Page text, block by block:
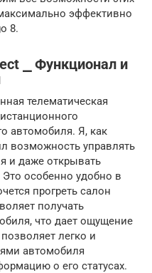
эффективно
8.
⎯ Функционал и
телематическая
автомобиля. Я, как
возможность управлять
и даже открывать
особенно удобно в
прогреть салон
получать
что дает ощущение
легко и
автомобиля
о его статусах.